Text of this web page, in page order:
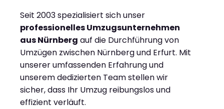
Seit 2003 spezialisiert sich unser
professionelles Umzugsunternehmen
aus Nürnberg auf die Durchführung von
Umzügen zwischen Nürnberg und Erfurt. Mit
unserer umfassenden Erfahrung und
unserem dedizierten Team stellen wir
sicher, dass Ihr Umzug reibungslos und
effizient verläuft.